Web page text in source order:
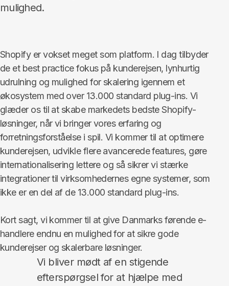
mulighed.
Shopify er vokset meget som platform. I dag tilbyder
de et best practice fokus på kunderejsen, lynhurtig
udrulning og mulighed for skalering igennem et
økosystem med over 13.000 standard plug-ins. Vi
glæder os til at skabe markedets bedste Shopify-
løsninger, når vi bringer vores erfaring og
forretningsforståelse i spil. Vi kommer til at optimere
kunderejsen, udvikle flere avancerede features, gøre
internationalisering lettere og så sikrer vi stærke
integrationer til virksomhedernes egne systemer, som
ikke er en del af de 13.000 standard plug-ins.
Kort sagt, vi kommer til at give Danmarks førende e-
handlere endnu en mulighed for at sikre gode
kunderejser og skalerbare løsninger.
Vi bliver mødt af en stigende
efterspørgsel for at hjælpe med